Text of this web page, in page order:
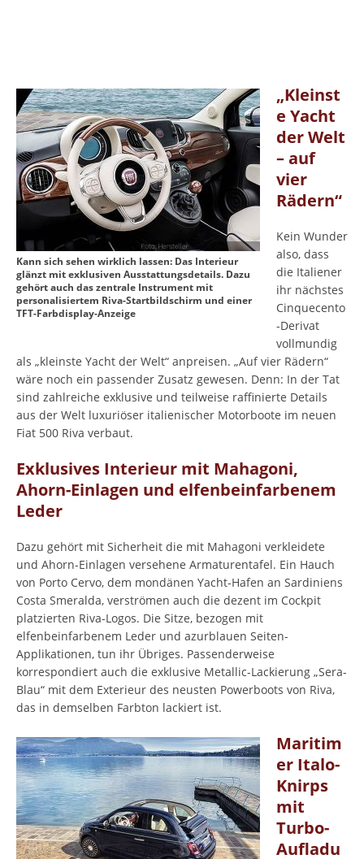
Kann sich sehen wirklich lassen: Das Interieur
glänzt mit exklusiven Ausstattungsdetails. Dazu
gehört auch das zentrale Instrument mit
personalisiertem Riva-Startbildschirm und einer
TFT-Farbdisplay-Anzeige
„Kleinst
e Yacht
der Welt
– auf
vier
Rädern“
Kein Wunder
also, dass
die Italiener
ihr nächstes
Cinquecento
-Derivat
vollmundig
als „kleinste Yacht der Welt“ anpreisen. „Auf vier Rädern“
wäre noch ein passender Zusatz gewesen. Denn: In der Tat
sind zahlreiche exklusive und teilweise raffinierte Details
aus der Welt luxuriöser italienischer Motorboote im neuen
Fiat 500 Riva verbaut.
Exklusives Interieur mit Mahagoni,
Ahorn-Einlagen und elfenbeinfarbenem
Leder
Dazu gehört mit Sicherheit die mit Mahagoni verkleidete
und Ahorn-Einlagen versehene Armaturentafel. Ein Hauch
von Porto Cervo, dem mondänen Yacht-Hafen an Sardiniens
Costa Smeralda, verströmen auch die dezent im Cockpit
platzierten Riva-Logos. Die Sitze, bezogen mit
elfenbeinfarbenem Leder und azurblauen Seiten-
Applikationen, tun ihr Übriges. Passenderweise
korrespondiert auch die exklusive Metallic-Lackierung „Sera-
Blau“ mit dem Exterieur des neusten Powerboots von Riva,
das in demselben Farbton lackiert ist.
Maritim
er Italo-
Knirps
mit
Turbo-
Aufladu